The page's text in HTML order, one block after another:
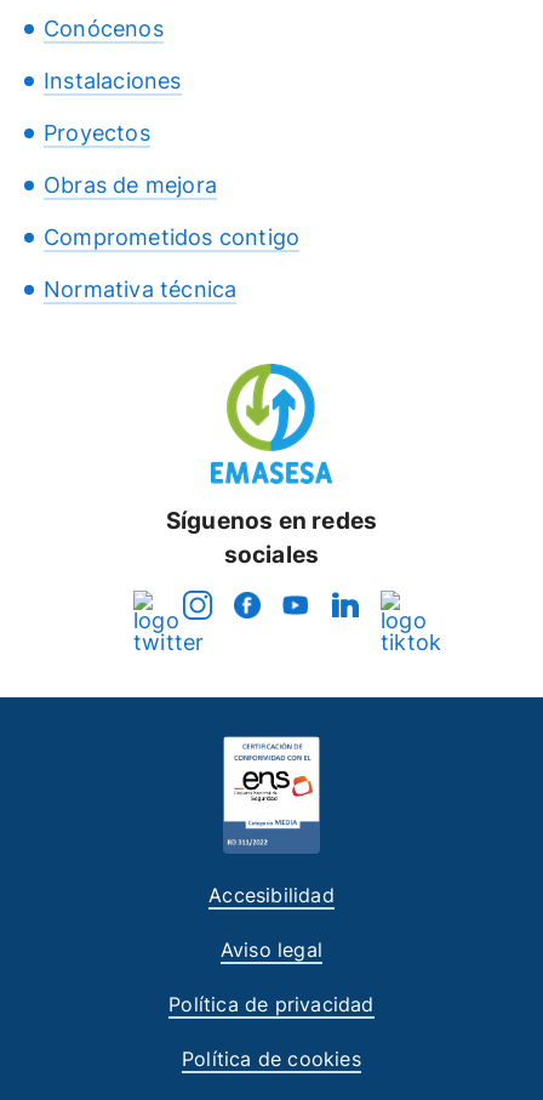
Conócenos
Instalaciones
Proyectos
Obras de mejora
Comprometidos contigo
Normativa técnica
Síguenos en redes
sociales
Accesibilidad
Aviso legal
Política de privacidad
Política de cookies